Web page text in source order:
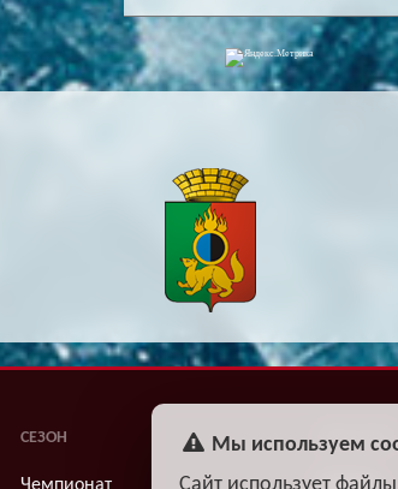
СЕЗОН
Чемпионат
ФАН-КЛУБ
Билеты
Мы используем